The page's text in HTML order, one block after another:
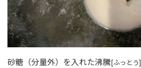
砂糖（分量外）を入れた沸騰[ふっとう]